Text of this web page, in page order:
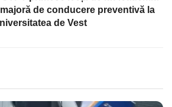
de conducere preventivă la
de Vest